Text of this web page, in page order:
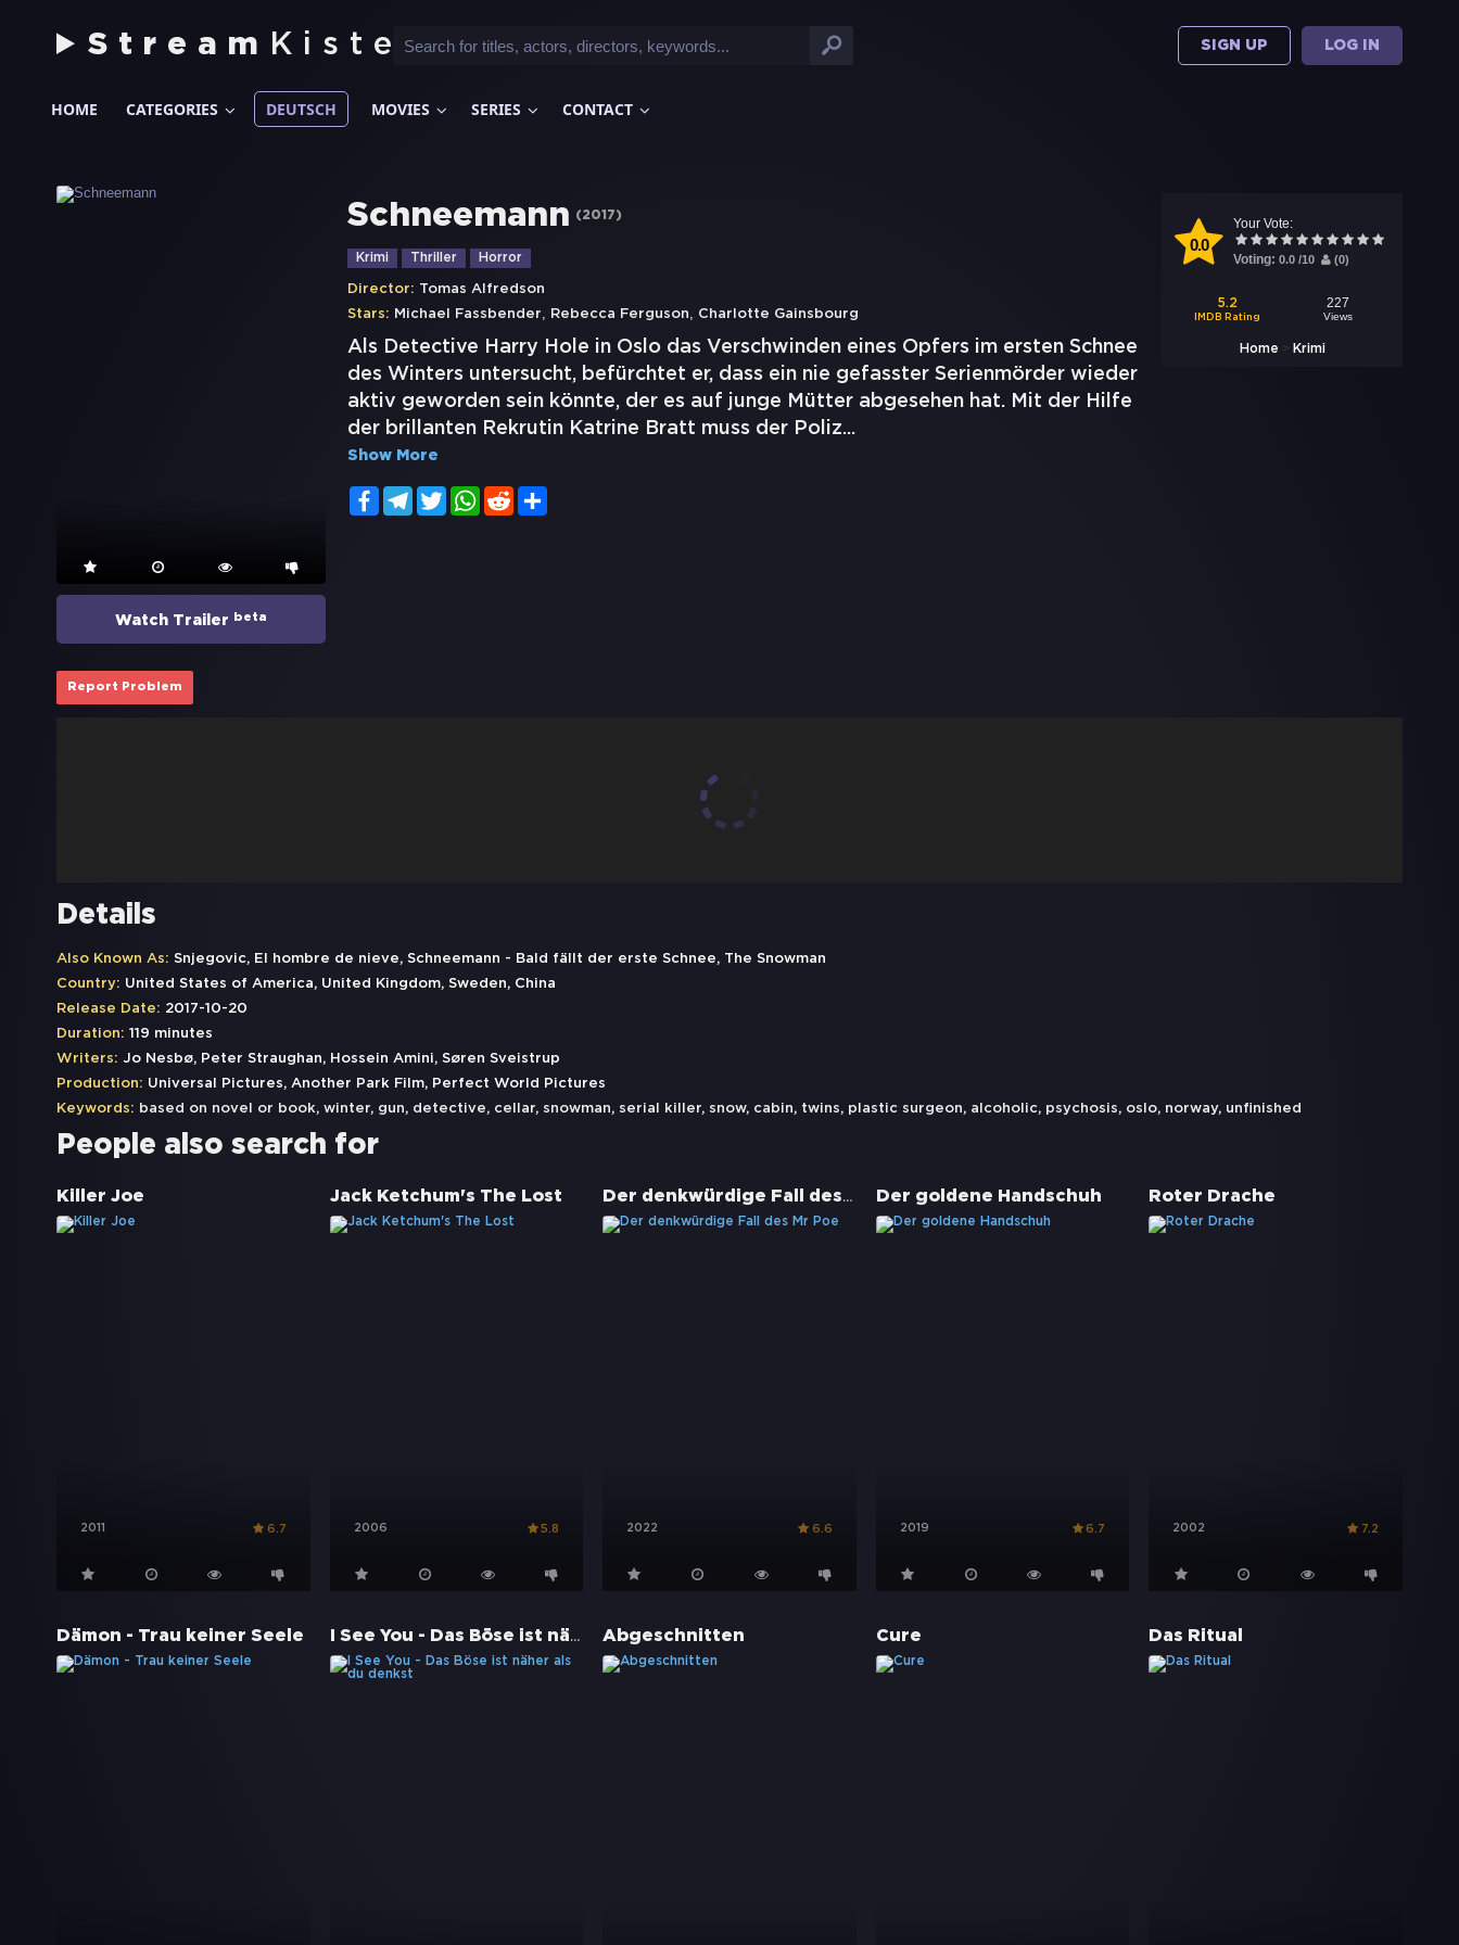
Stream Kiste SIGN UP LOG IN
HOME CATEGORIES DEUTSCH MOVIES SERIES CONTACT
Watch Trailer beta
0.0
Your Vote:
Voting: 0.0 /10 (0)
5.2
IMDB Rating
227
Views
Home > Krimi
Schneemann (2017)
Krimi Thriller Horror
Director: Tomas Alfredson
Stars: Michael Fassbender, Rebecca Ferguson, Charlotte Gainsbourg
Als Detective Harry Hole in Oslo das Verschwinden eines Opfers im ersten Schnee
des Winters untersucht, befürchtet er, dass ein nie gefasster Serienmörder wieder
aktiv geworden sein könnte, der es auf junge Mütter abgesehen hat. Mit der Hilfe
der brillanten Rekrutin Katrine Bratt muss der Poliz...
Show More
FacebookTelegramTwitterWhatsApp
Reddit
Report Problem
Details
Also Known As: Snjegovic, El hombre de nieve, Schneemann - Bald fällt der erste Schnee, The Snowman
Country: United States of America, United Kingdom, Sweden, China
Release Date: 2017-10-20
Duration: 119 minutes
Writers: Jo Nesbø, Peter Straughan, Hossein Amini, Søren Sveistrup
Production: Universal Pictures, Another Park Film, Perfect World Pictures
Keywords: based on novel or book, winter, gun, detective, cellar, snowman, serial killer, snow, cabin, twins, plastic surgeon, alcoholic, psychosis, oslo, norway, unfinished
People also search for
Killer Joe
2011 6.7
Jack Ketchum's The Lost
2006 5.8
Der denkwürdige Fall des Mr Poe
2022 6.6
Der goldene Handschuh
2019 6.7
Roter Drache
2002 7.2
Dämon - Trau keiner Seele I See You - Das Böse ist näher als du denkst Abgeschnitten Cure Das Ritual